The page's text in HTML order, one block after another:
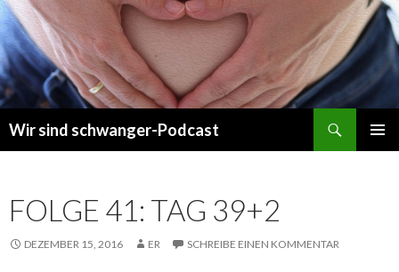
Wir sind schwanger-Podcast
FOLGE 41: TAG 39+2
DEZEMBER 15, 2016 ER SCHREIBE EINEN KOMMENTAR